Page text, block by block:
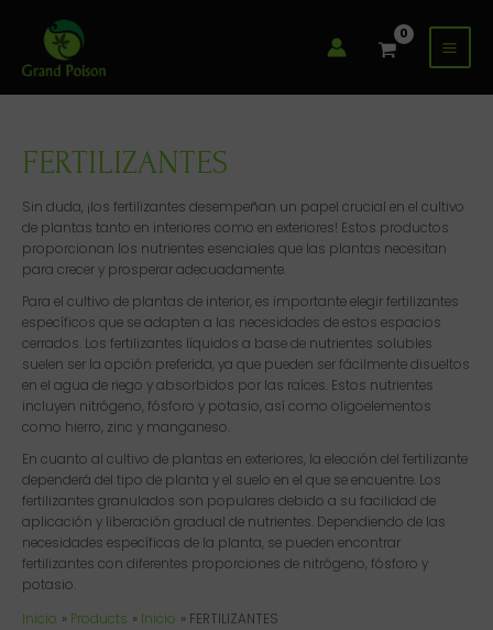
contenido
FERTILIZANTES
Sin duda, ¡los fertilizantes desempeñan un papel crucial en el cultivo
de plantas tanto en interiores como en exteriores! Estos productos
proporcionan los nutrientes esenciales que las plantas necesitan
para crecer y prosperar adecuadamente.
Para el cultivo de plantas de interior, es importante elegir fertilizantes
específicos que se adapten a las necesidades de estos espacios
cerrados. Los fertilizantes líquidos a base de nutrientes solubles
suelen ser la opción preferida, ya que pueden ser fácilmente disueltos
en el agua de riego y absorbidos por las raíces. Estos nutrientes
incluyen nitrógeno, fósforo y potasio, así como oligoelementos
como hierro, zinc y manganeso.
En cuanto al cultivo de plantas en exteriores, la elección del fertilizante
dependerá del tipo de planta y el suelo en el que se encuentre. Los
fertilizantes granulados son populares debido a su facilidad de
aplicación y liberación gradual de nutrientes. Dependiendo de las
necesidades específicas de la planta, se pueden encontrar
fertilizantes con diferentes proporciones de nitrógeno, fósforo y
potasio.
Inicio
Products Inicio FERTILIZANTES